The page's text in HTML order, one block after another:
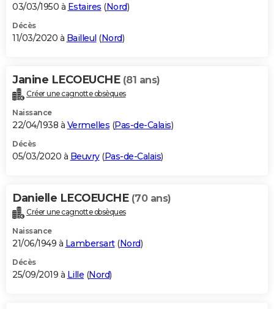
03/03/1950 à Estaires (Nord)
Décès
11/03/2020 à Bailleul (Nord)
Janine LECOEUCHE (81 ans)
Créer une cagnotte obsèques
Naissance
22/04/1938 à Vermelles (Pas-de-Calais)
Décès
05/03/2020 à Beuvry(Pas-de-Calais)
Danielle LECOEUCHE (70 ans)
Créer une cagnotte obsèques
Naissance
21/06/1949 à Lambersart(Nord)
Décès
25/09/2019 à Lille (Nord)